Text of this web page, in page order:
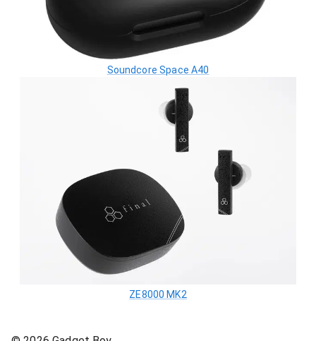
Soundcore Space A40
ZE8000 MK2